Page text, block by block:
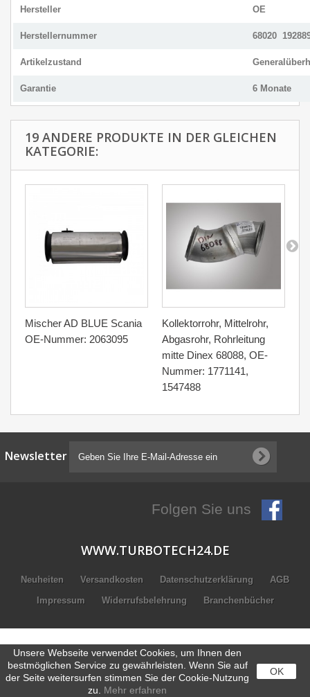
Hersteller OE
Herstellernummer 68020
Artikelzustand
Garantie 6 Monate
19 ANDERE PRODUKTE IN DER GLEICHEN
KATEGORIE:
Mischer AD BLUE Scania
OE-Nummer: 2063095
Kollektorrohr, Mittelrohr,
Abgasrohr, Rohrleitung
mitte Dinex 68088, OE-
Nummer: 1771141,
1547488
Newsletter
Folgen Sie uns
WWW.TURBOTECH24.DE
Neuheiten Versandkosten Datenschutzerklärung
AGB
Impressum
Widerrufsbelehrung Branchenbücher
Unsere Webseite verwendet Cookies, um Ihnen den
bestmöglichen Service zu gewährleisten. Wenn Sie auf
der Seite weitersurfen stimmen Sie der Cookie-Nutzung
zu. Mehr erfahren
OK